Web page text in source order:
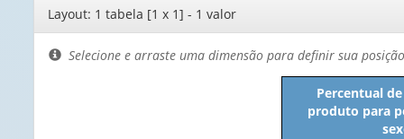
Editor
de
layout
Layout: 1 tabela [1 x 1] - 1 valor
Selecione e arraste uma dimensão para definir sua posição
Percentual
produto para